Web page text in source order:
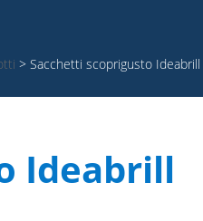
> Sacchetti scoprigusto Ideabrill
Ideabrill